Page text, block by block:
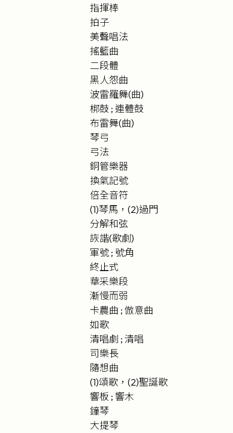
指揮棒
拍子
美聲唱法
搖籃曲
二段體
黑人怨曲
波雷羅舞(曲)
梆鼓 ; 連體鼓
布雷舞(曲)
琴弓
弓法
銅管樂器
換氣記號
倍全音符
(1)琴馬，(2)過門
分解和弦
詼諧(歌劇)
軍號 ; 號角
終止式
華采樂段
漸慢而弱
卡農曲 ; 倣意曲
如歌
清唱劇 ; 清唱
司樂長
隨想曲
(1)頌歌，(2)聖誕歌
響板 ; 響木
鐘琴
大提琴